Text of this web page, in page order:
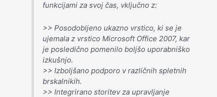
funkcijami za svoj čas, vključno z:
>> Posodobljeno ukazno vrstico, ki se je
ujemala z vrstico Microsoft Office 2007, kar
je posledično pomenilo boljšo uporabniško
izkušnjo.
>> Izboljšano podporo v različnih spletnih
brskalnikih.
>> Integrirano storitev za upravljanje